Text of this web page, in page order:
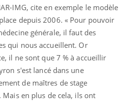
IMG, cite en exemple le modèle
depuis 2006. « Pour pouvoir
générale, il faut des
qui nous accueillent. Or
il ne sont que 7 % à accueillir
s'est lancé dans une
de maîtres de stage
Mais en plus de cela, ils ont